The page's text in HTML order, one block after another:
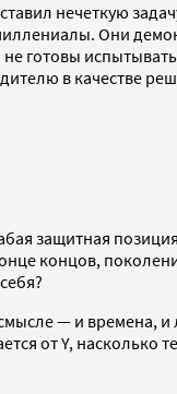
нечеткую
Они
готовы
в качестве
защитная
концов,
— и времена,
от Y, насколько